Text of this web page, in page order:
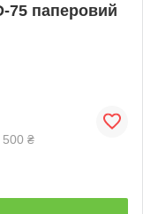
75 паперовий
500 ₴